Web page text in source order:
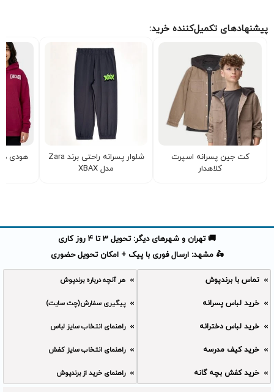
پیشنهادهای تکمیل‌کننده خرید:
کت جین پسرانه اسپرت
کلاهدار
شلوار پسرانه راحتی برند Zara
مدل XBAX
هودی
🚚 تهران و شهرهای دیگر: تحویل 3 تا 4 روز کاری
🛵 مشهد: ارسال فوری با پیک + امکان تحویل حضوری
تماس با برندپوش
خرید لباس پسرانه
خرید لباس دخترانه
خرید کیف مدرسه
خرید کفش بچه گانه
هر آنچه درباره برندپوش
پیگیری سفارش(چت سایت)
راهنمای انتخاب سایز لباس
راهنمای انتخاب سایز کفش
راهنمای خرید از برندپوش